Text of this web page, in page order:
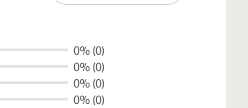
0% (0)
0% (0)
0% (0)
0% (0)